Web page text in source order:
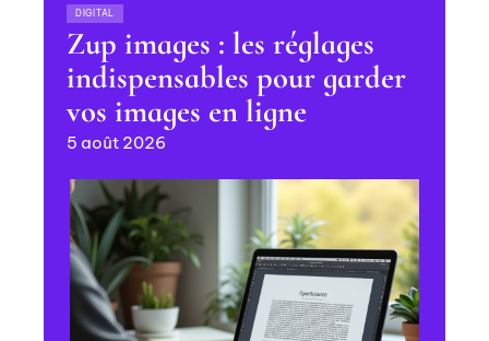
DIGITAL
Zup images : les réglages
indispensables pour garder
vos images en ligne
5 août 2026